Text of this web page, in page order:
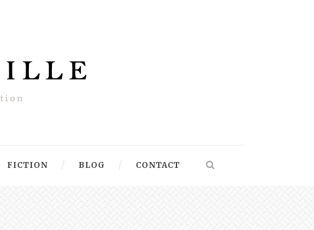
FICTION BLOG CONTACT